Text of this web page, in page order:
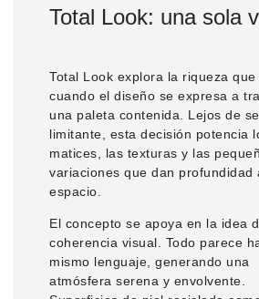
Total Look: una sola
Total Look explora la riqueza que
cuando el diseño se expresa a
una paleta contenida. Lejos de
limitante, esta decisión potencia
matices, las texturas y las
variaciones que dan profundidad
espacio.
El concepto se apoya en la idea
coherencia visual. Todo parece
mismo lenguaje, generando una
atmósfera serena y envolvente.